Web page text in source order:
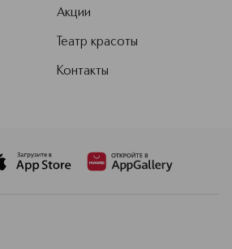
Акции
Театр красоты
Контакты